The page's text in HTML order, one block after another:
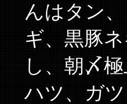
んはタン
ギ、黒豚
し、朝〆
ハツ、ガ